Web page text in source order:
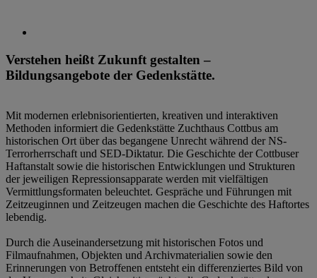
Verstehen heißt Zukunft gestalten –
Bildungsangebote der Gedenkstätte.
Mit modernen erlebnisorientierten, kreativen und interaktiven
Methoden informiert die Gedenkstätte Zuchthaus Cottbus am
historischen Ort über das begangene Unrecht während der NS-
Terrorherrschaft und SED-Diktatur. Die Geschichte der Cottbuser
Haftanstalt sowie die historischen Entwicklungen und Strukturen
der jeweiligen Repressionsapparate werden mit vielfältigen
Vermittlungsformaten beleuchtet. Gespräche und Führungen mit
Zeitzeuginnen und Zeitzeugen machen die Geschichte des Haftortes
lebendig.
Durch die Auseinandersetzung mit historischen Fotos und
Filmaufnahmen, Objekten und Archivmaterialien sowie den
Erinnerungen von Betroffenen entsteht ein differenziertes Bild von